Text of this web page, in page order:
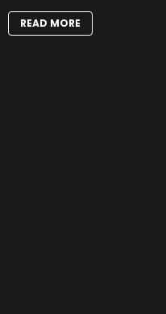
READ MORE